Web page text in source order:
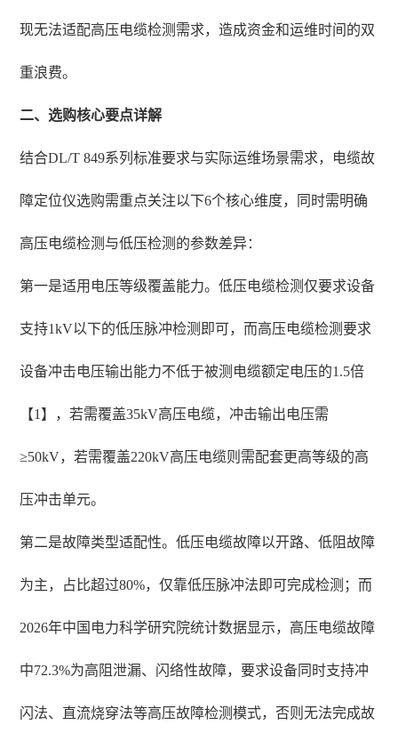
现无法适配高压电缆检测需求，造成资金和运维时间的双
重浪费。
二、选购核心要点详解
结合DL/T 849系列标准要求与实际运维场景需求，电缆故
障定位仪选购需重点关注以下6个核心维度，同时需明确
高压电缆检测与低压检测的参数差异：
第一是适用电压等级覆盖能力。低压电缆检测仅要求设备
支持1kV以下的低压脉冲检测即可，而高压电缆检测要求
设备冲击电压输出能力不低于被测电缆额定电压的1.5倍
【1】，若需覆盖35kV高压电缆，冲击输出电压需
≥50kV，若需覆盖220kV高压电缆则需配套更高等级的高
压冲击单元。
第二是故障类型适配性。低压电缆故障以开路、低阻故障
为主，占比超过80%，仅靠低压脉冲法即可完成检测；而
2026年中国电力科学研究院统计数据显示，高压电缆故障
中72.3%为高阻泄漏、闪络性故障，要求设备同时支持冲
闪法、直流烧穿法等高压故障检测模式，否则无法完成故